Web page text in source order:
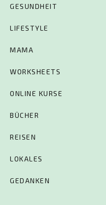
GESUNDHEIT
LIFESTYLE
MAMA
WORKSHEETS
ONLINE KURSE
BÜCHER
REISEN
LOKALES
GEDANKEN